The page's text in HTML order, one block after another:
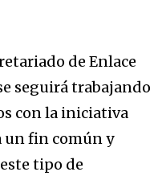
de Enlace
seguirá trabajando
con la iniciativa
un fin común y
tipo de